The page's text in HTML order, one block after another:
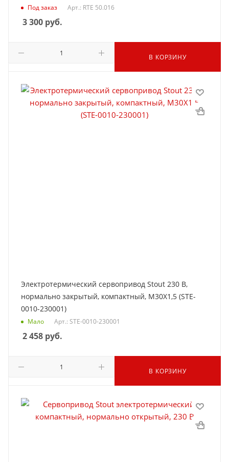
Под заказ Арт.: RTE 50.016
3 300 руб.
В КОРЗИНУ
Электротермический сервопривод Stout 230 B,
нормально закрытый, компактный, M30X1,5 (STE-
0010-230001)
Мало Арт.: STE-0010-230001
2 458 руб.
В КОРЗИНУ